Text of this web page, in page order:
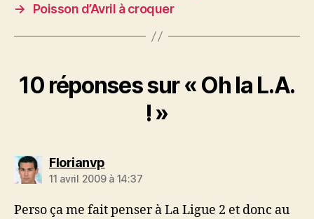
→
Poisson d’Avril à croquer
10 réponses sur « Oh la L.A.
! »
Florianvpdit :
11 avril 2009 à 14:37
Perso ça me fait penser à La Ligue 2 et donc au